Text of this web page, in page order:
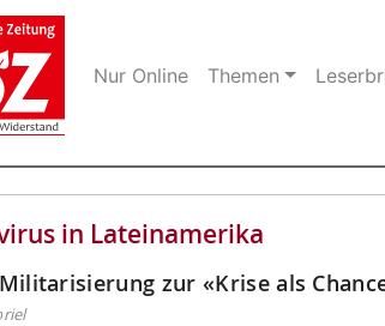
Nur Online Themen
in Lateinamerika
zur «Krise als